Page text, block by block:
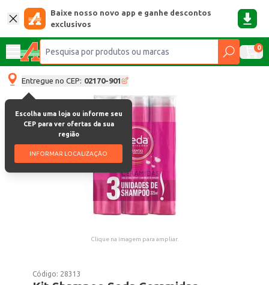
Baixe nosso novo app e ganhe descontos
exclusivos
0
Entregue no CEP: 02170-901
Escolha uma loja ou informe seu
CEP para ver ofertas da sua
região
INFORMAR LOCALIZAÇÃO
Clique na imagem para ampliar.
Código: 28313